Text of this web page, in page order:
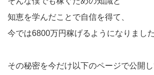
知恵を学んだことで自信を得て、
今では6800万円稼げるようになりました
その秘密を今だけ以下のページで公開し